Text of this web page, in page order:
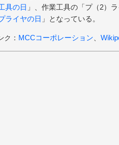
具の日 」、作業工具の「プ（2）
ライヤの日 」となっている。
ク ： MCCコーポレーション